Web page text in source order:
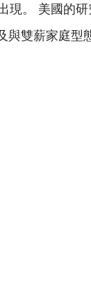
現。 美國的
雙薪家庭型